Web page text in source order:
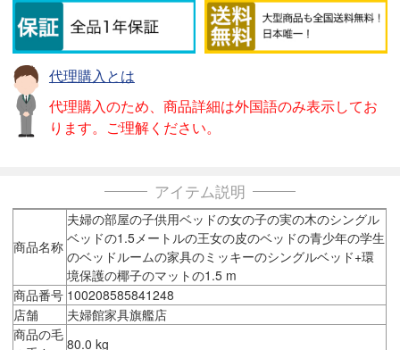
代理購入とは
代理購入のため、商品詳細は外国語のみ表示してお
ります。ご理解ください。
アイテム説明
商品名称
夫婦の部屋の子供用ベッドの女の子の実の木のシングル
ベッドの1.5メートルの王女の皮のベッドの青少年の学生
のベッドルームの家具のミッキーのシングルベッド+環
境保護の椰子のマットの1.5 m
商品番号 100208585841248
店舗
夫婦館家具旗艦店
商品の毛
80.0 kg